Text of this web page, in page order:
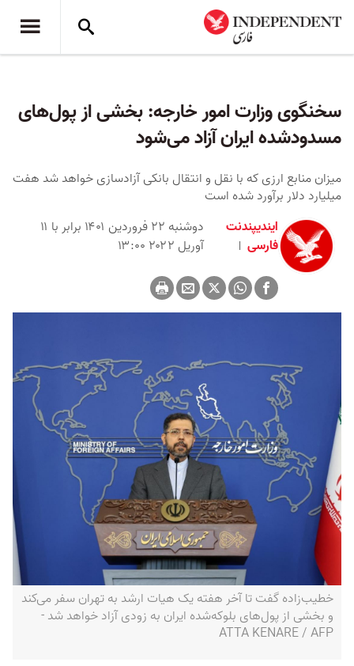
سخنگوی وزارت امور خارجه: بخشی از پول‌های
مسدودشده ایران آزاد می‌شود
میزان منابع ارزی که با نقل و انتقال بانکی آزادسازی خواهد شد هفت
میلیارد دلار برآورد شده است
ایندیپندنت
فارسی
دوشنبه ۲۲ فروردین ۱۴۰۱ برابر با ۱۱
آوریل ۲۰۲۲ ۱۳:۰۰
خطیب‌زاده گفت تا آخر هفته‌ یک هیات ارشد به تهران سفر می‌کند
و بخشی از پول‌های بلوکه‌شده ایران به زودی آزاد خواهد شد -
ATTA KENARE / AFP